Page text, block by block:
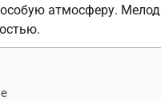
атмосферу.